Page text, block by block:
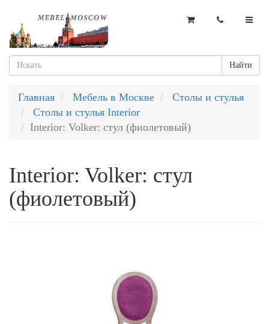
Найти
Главная Мебель в Москве
Столы и стулья
Столы и стулья Interior
Interior: Volker: стул (фиолетовый)
Interior: Volker: стул
(фиолетовый)